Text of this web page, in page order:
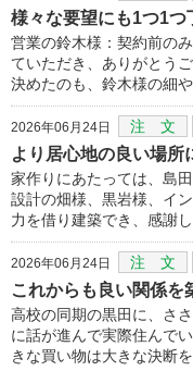
様々な要望にも1つ1つ
営業の鈴木様：契約前の
ていただき、ありがとう
決めたのも、鈴木様の細
2026年06月24日 注 文
より居心地の良い場所
家作りにあたっては、島
設計の畑様、黒岩様、イ
力を借り建築でき、感謝
2026年06月24日 注 文
これからも良い関係を
高校の同期の黒田に、さ
に話が進んで実際住んで
きな買い物は大きな決断